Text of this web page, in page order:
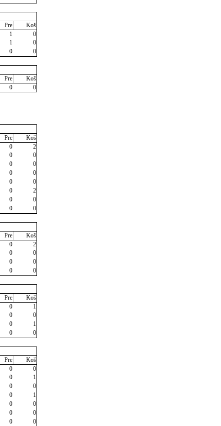
Pre
Koš
1
0
1
0
0
0
Pre
Koš
0 0
Pre
Koš
0
2
0
0
0
0
0
0
0
0
0
2
0
0
0
0
Pre
Koš
0
2
0
0
0
0
0
0
Pre
Koš
0
1
0
0
0
1
0
0
Pre
Koš
0
0
0
1
0
0
0
1
0
0
0
0
0
0